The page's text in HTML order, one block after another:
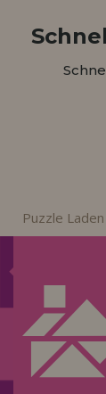
Puzzle Laden